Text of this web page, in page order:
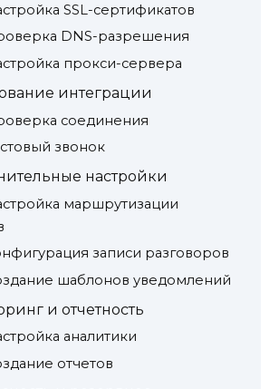
SSL-сертификатов
DNS-разрешения
прокси-сервера
интеграции
соединения
звонок
настройки
маршрутизации
записи разговоров
шаблонов уведомлений
и отчетность
аналитики
отчетов